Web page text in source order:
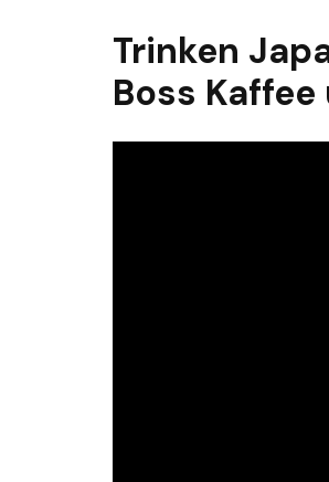
Trinken
Boss